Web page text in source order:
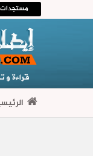
مستجدات